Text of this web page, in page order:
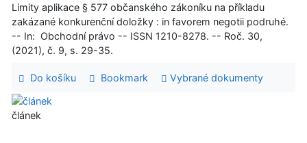
Limity aplikace § 577 občanského zákoníku na příkladu
zakázané konkurenční doložky : in favorem negotii podruhé.
-- In: Obchodní právo -- ISSN 1210-8278. -- Roč. 30,
(2021), č. 9, s. 29-35.
Do košíku Bookmark Vybrané dokumenty
článek